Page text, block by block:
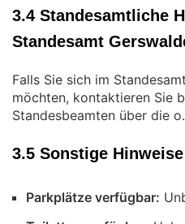
3.4 Standesamtliche
Standesamt
Falls Sie sich im
möchten, kontaktieren Sie
Standesbeamten über die
3.5 Sonstige Hinweise
Parkplätze verfügbar: